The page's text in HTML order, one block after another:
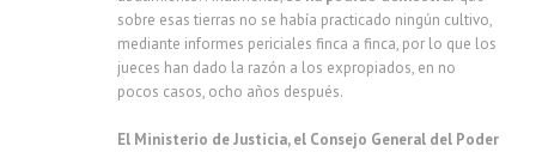
sobre esas tierras no se había practicado ningún cultivo,
mediante informes periciales finca a finca, por lo que los
jueces han dado la razón a los expropiados, en no
pocos casos, ocho años después.
El Ministerio de Justicia, el Consejo General del Poder